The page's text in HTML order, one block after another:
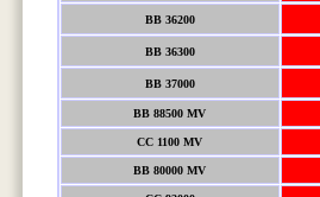
BB 36200
BB 36300
BB 37000
BB 88500 MV
CC 1100 MV
BB 80000 MV